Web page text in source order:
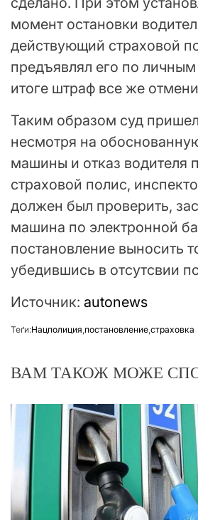
момент остановки
действующий страховой
предъявлял его по
итоге штраф все же
Таким образом суд
несмотря на
машины и отказ водителя
страховой полис,
должен был проверить,
машина по электронной
постановление выносить
убедившись в отсутсвии
Источник: autonews
Теґи:Нацполиция постановление страховка
ВАМ ТАКОЖ МОЖЕ